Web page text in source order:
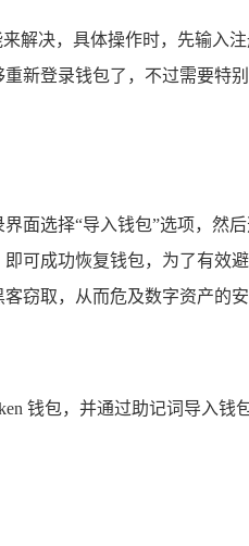
来解决，具体操作时，先输入
新登录钱包了，不过需要特
面选择“导入钱包”选项，然
可成功恢复钱包，为了有效
窃取，从而危及数字资产的安
钱包，并通过助记词导入钱